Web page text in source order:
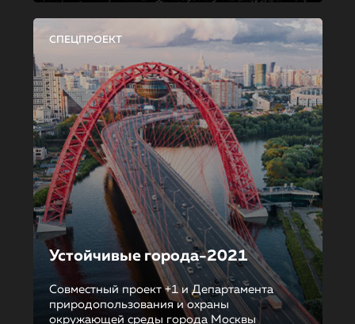
СПЕЦПРОЕКТ
Устойчивые города-2021
Совместный проект +1 и Департамента
природопользования и охраны
окружающей среды города Москвы